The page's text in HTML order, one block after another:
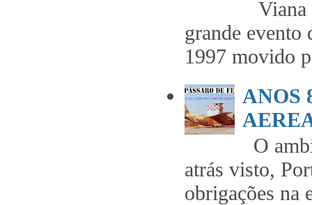
Viana
grande evento
1997 movido
ANOS
O
atrás visto,
obrigações na